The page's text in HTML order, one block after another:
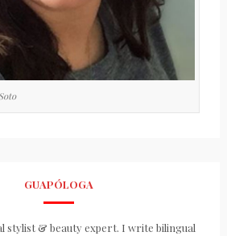
GUAPÓLOGA
stylist & beauty expert. I write bilingual